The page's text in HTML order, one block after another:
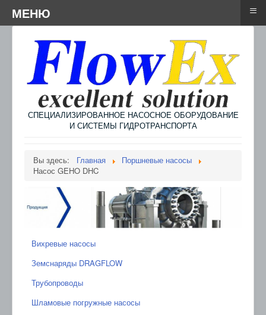
СПЕЦИАЛИЗИРОВАННОЕ НАСОСНОЕ ОБОРУДОВАНИЕ
И СИСТЕМЫ ГИДРОТРАНСПОРТА
Вы здесь: Главная
Поршневые насосы
Насос GEHO DHC
Вихревые насосы
Земснаряды DRAGFLOW
Трубопроводы
Шламовые погружные насосы
Menu ≡
МЕНЮ ≡